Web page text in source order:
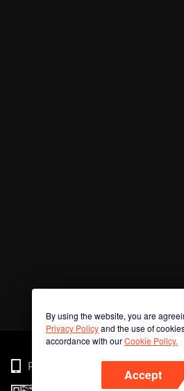
By using the website, you are
Privacy Policyand the use of
accordance with ourCookie Policy.
Accept
Phone